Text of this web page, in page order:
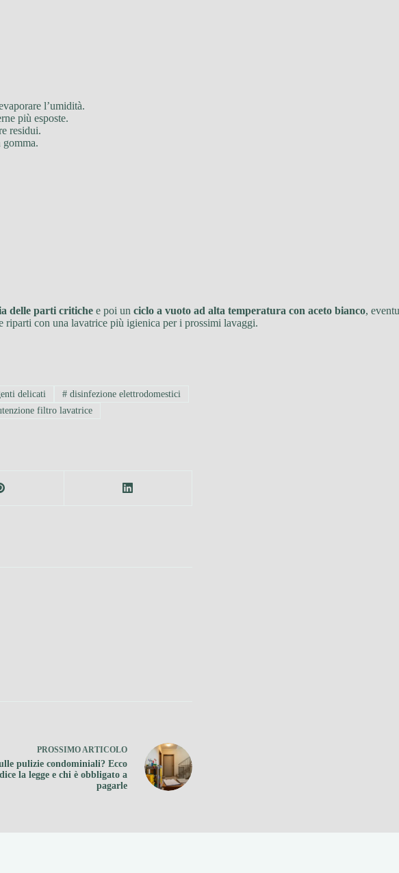
l’umidità.
più esposte.
residui.
gomma.
delle parti critiche e poi un ciclo a vuoto ad alta temperatura con aceto bianco,
con una lavatrice più igienica per i prossimi lavaggi.
delicati # disinfezione elettrodomestici
filtro lavatrice
PROSSIMO ARTICOLO
pulizie condominiali? Ecco
la legge e chi è obbligato a
pagarle